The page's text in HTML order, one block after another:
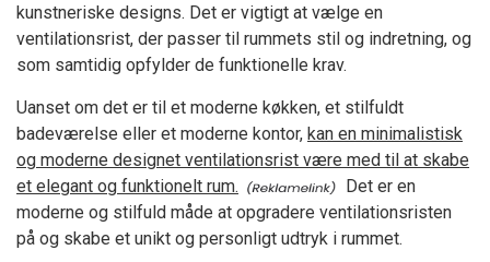
kunstneriske designs. Det er vigtigt at vælge en
ventilationsrist, der passer til rummets stil og indretning, og
som samtidig opfylder de funktionelle krav.
Uanset om det er til et moderne køkken, et stilfuldt
badeværelse eller et moderne kontor, kan en minimalistisk
og moderne designet ventilationsrist være med til at skabe
et elegant og funktionelt rum.
Det er en
moderne og stilfuld måde at opgradere ventilationsristen
på og skabe et unikt og personligt udtryk i rummet.